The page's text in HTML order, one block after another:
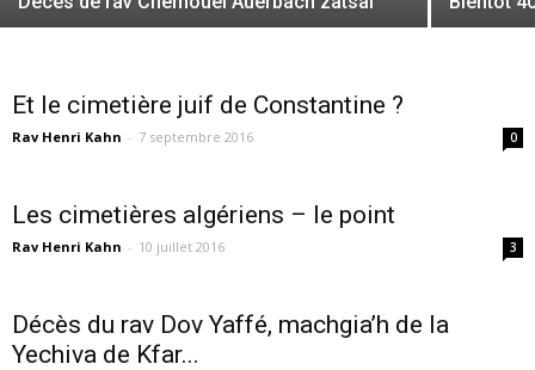
Et le cimetière juif de Constantine ?
Rav Henri Kahn - 7 septembre 2016 0
Les cimetières algériens – le point
Rav Henri Kahn - 10 juillet 2016 3
Décès du rav Dov Yaffé, machgia’h de la
Yechiva de Kfar...